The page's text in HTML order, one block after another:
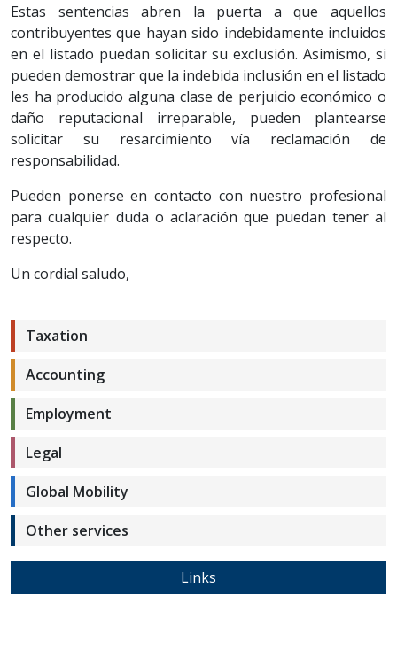
Estas sentencias abren la puerta a que aquellos
contribuyentes que hayan sido indebidamente incluidos
en el listado puedan solicitar su exclusión. Asimismo, si
pueden demostrar que la indebida inclusión en el listado
les ha producido alguna clase de perjuicio económico o
daño reputacional irreparable, pueden plantearse
solicitar su resarcimiento vía reclamación de
responsabilidad.
Pueden ponerse en contacto con nuestro profesional
para cualquier duda o aclaración que puedan tener al
respecto.
Un cordial saludo,
Taxation
Accounting
Employment
Legal
Global Mobility
Other services
Links